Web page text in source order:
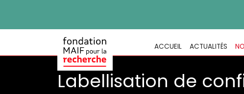
ACCUEIL ACTUALITÉS
Labellisation de